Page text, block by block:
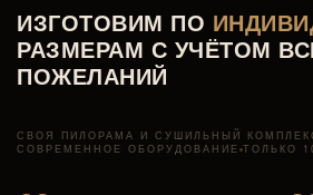
ИЗГОТОВИМ ПО
РАЗМЕРАМ С УЧЁТОМ
ПОЖЕЛАНИЙ
СВОЯ ПИЛОРАМА И СУШИЛЬНЫЙ
СОВРЕМЕННОЕ ОБОРУДОВАНИЕ ТОЛЬКО